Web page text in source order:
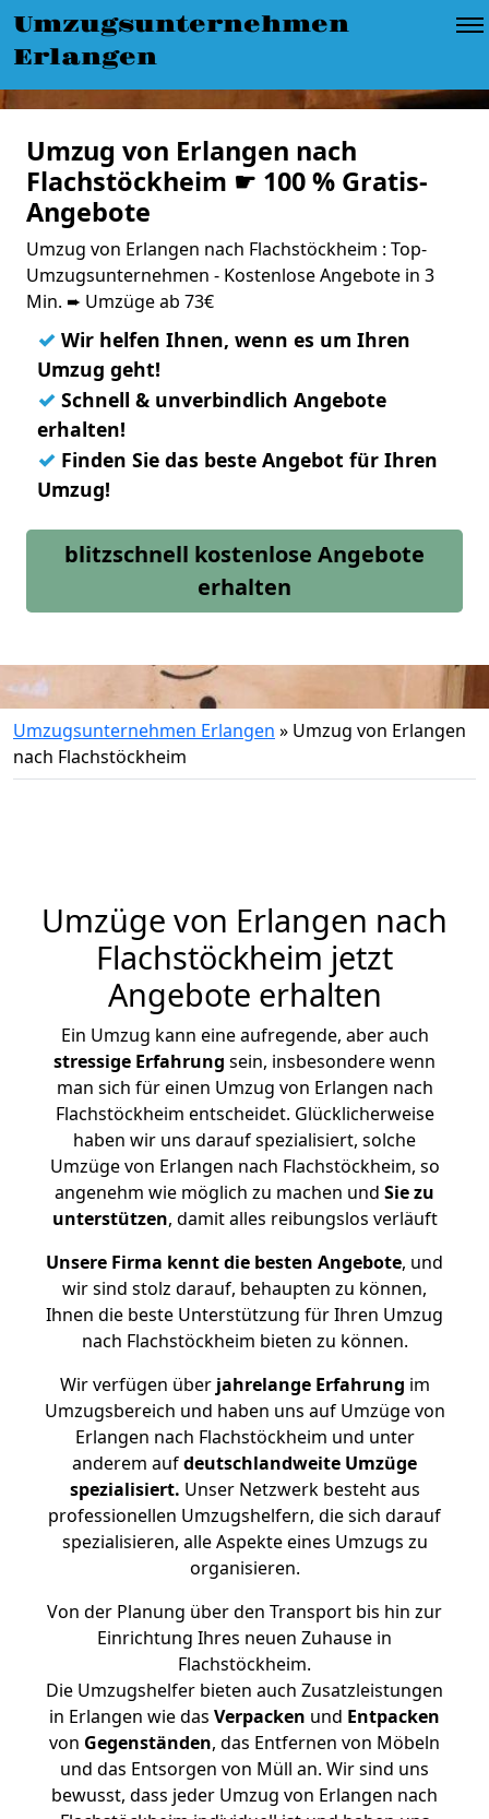
Umzugsunternehmen
Erlangen
Umzug von Erlangen nach
Flachstöckheim ☛ 100 % Gratis-
Angebote
Umzug von Erlangen nach Flachstöckheim : Top-
Umzugsunternehmen - Kostenlose Angebote in 3
Min. ➨ Umzüge ab 73€
✓ Wir helfen Ihnen, wenn es um Ihren
Umzug geht!
✓ Schnell & unverbindlich Angebote
erhalten!
✓ Finden Sie das beste Angebot für Ihren
Umzug!
blitzschnell kostenlose Angebote
erhalten
Umzugsunternehmen Erlangen » Umzug von Erlangen
nach Flachstöckheim
Umzüge von Erlangen nach
Flachstöckheim jetzt
Angebote erhalten
Ein Umzug kann eine aufregende, aber auch
stressige Erfahrung sein, insbesondere wenn
man sich für einen Umzug von Erlangen nach
Flachstöckheim entscheidet. Glücklicherweise
haben wir uns darauf spezialisiert, solche
Umzüge von Erlangen nach Flachstöckheim, so
angenehm wie möglich zu machen und Sie zu
unterstützen, damit alles reibungslos verläuft
Unsere Firma kennt die besten Angebote, und
wir sind stolz darauf, behaupten zu können,
Ihnen die beste Unterstützung für Ihren Umzug
nach Flachstöckheim bieten zu können.
Wir verfügen überjahrelange Erfahrung im
Umzugsbereich und haben uns auf Umzüge von
Erlangen nach Flachstöckheim und unter
anderem aufdeutschlandweite Umzüge
spezialisiert. Unser Netzwerk besteht aus
professionellen Umzugshelfern, die sich darauf
spezialisieren, alle Aspekte eines Umzugs zu
organisieren.
Von der Planung über den Transport bis hin zur
Einrichtung Ihres neuen Zuhause in
Flachstöckheim.
Die Umzugshelfer bieten auch Zusatzleistungen
in Erlangen wie das Verpacken und Entpacken
von Gegenständen, das Entfernen von Möbeln
und das Entsorgen von Müll an. Wir sind uns
bewusst, dass jeder Umzug von Erlangen nach